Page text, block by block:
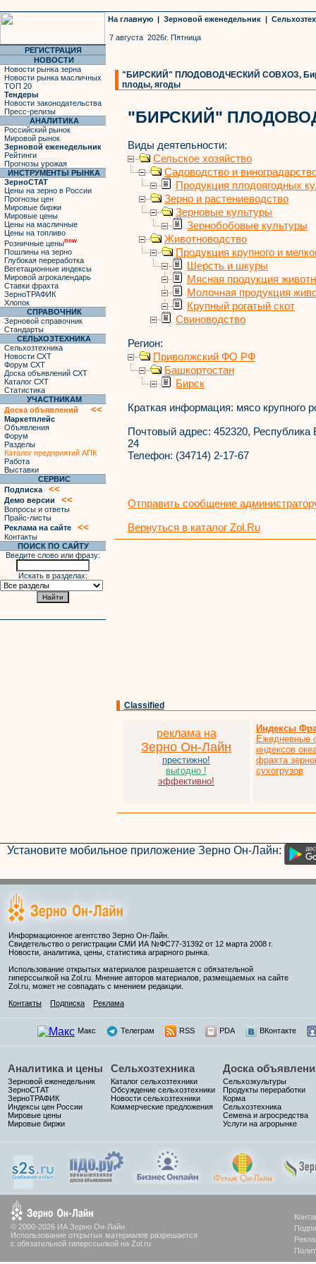
На главную | Зерновой еженедельник |
7 августа 2026г. Пятница
РЕГИСТРАЦИЯ
НОВОСТИ
Новости рынка зерна
Новости рынка масличных
ТОП 20
Тендеры
Новости законодательства
Пресс-релизы
АНАЛИТИКА
Российский рынок
Мировой рынок
Зерновой еженедельник
Рейтинги
Прогнозы урожая
ИНСТРУМЕНТЫ РЫНКА
ЗерноСТАТ
Цены на зерно в России
Прогнозы цен
Мировые биржи
Мировые цены
Цены на масличные
Цены на топливо
Розничные ценыnew
Пошлины на зерно
Глубокая переработка
Вегетационные индексы
Мировой агрокалендарь
Ставки фрахта
ЗерноТРАФИК
Хлопок
СПРАВОЧНИК
Зерновой справочник
Стандарты
СЕЛЬХОЗТЕХНИКА
Сельхозтехника
Новости СХТ
Форум СХТ
Доска объявлений СХТ
Каталог СХТ
Статистика
УЧАСТНИКАМ
Доска объявлений
<<
Маркетплейс
Объявления
Форум
Разделы
Каталог предприятий АПК
Работа
Выставки
СЕРВИС
Подписка
<<
Демо версии <<
Вопросы и ответы
Прайс-листы
Реклама на сайте
<<
Контакты
ПОИСК ПО САЙТУ
Введите слово или фразу:
Искать в разделах:
"БИРСКИЙ" ПЛОДОВОДЧЕСКИЙ СОВХОЗ,
плоды, ягоды
"БИРСКИЙ"
Виды деятельности:
Сельское хозяйство
Садоводство и
Продукция плодоягодных
Зерно и растениеводство
Зерновые культуры
Зернобобовые культуры
Животноводство
Продукция крупного и
Шерсть и шкуры
Мясная продукция
Молочная продукция
Крупный рогатый скот
Свиноводство
Регион:
Приволжский ФО РФ
Башкортостан
Бирск
Краткая информация: мясо крупного
Почтовый адрес: 452320, Республика
24
Телефон: (34714) 2-17-67
Отправить сообщение
Вернуться в каталог Zol.Ru
Classified
реклама на
Зерно Он-Лайн
престижно!
выгодно !
эффективно!
Индексы
Ежедневные
индексов
фрахта
сухогрузов
Установите мобильное приложение Зерно Он-Лайн:
Информационное агентство Зерно Он-Лайн.
Свидетельство о регистрации СМИ ИА №ФС77-31392 от 12 марта 2008 г.
Новости, аналитика, цены, статистика аграрного рынка.
Использование открытых материалов разрешается с обязательной
гиперссылкой на Zol.ru. Мнение авторов материалов, размещаемых на сайте
Zol.ru, может не совпадать с мнением редакции.
Контакты
Подписка Реклама
Макс Телеграм RSS PDA ВКонтакте
Аналитика и цены
Зерновой еженедельник
ЗерноСТАТ
ЗерноТРАФИК
Индексы цен России
Мировые цены
Мировые биржи
Сельхозтехника
Каталог сельхозтехники
Обсуждение сельхозтехники
Новости сельхозтехники
Коммерческие предложения
Доска
Сельхозкультуры
Продукты переработки
Корма
Сельхозтехника
Семена и агросредства
Услуги на агрорынке
© 2000-2026 ИА Зерно Он-Лайн
Использование открытых материалов разрешается
с обязательной гиперссылкой на Zol.ru